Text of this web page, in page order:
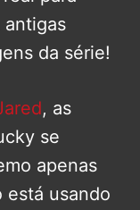
antigas
da série!
, as
se
apenas
está usando